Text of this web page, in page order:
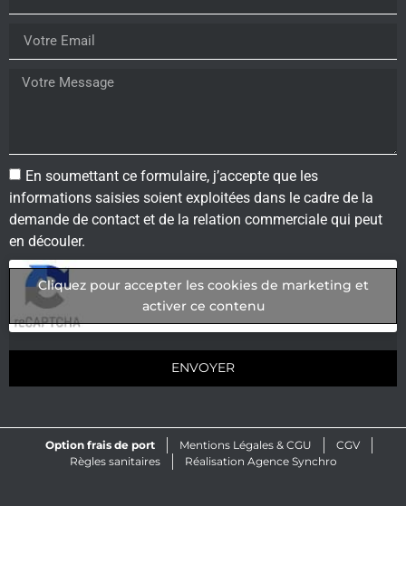
En soumettant ce formulaire, j’accepte que les
informations saisies soient exploitées dans le cadre de la
demande de contact et de la relation commerciale qui peut
en découler.
Cliquez pour accepter les cookies de marketing et
activer ce contenu
ENVOYER
Option frais de port Mentions Légales & CGU
CGV
Règles sanitaires
Réalisation Agence Synchro